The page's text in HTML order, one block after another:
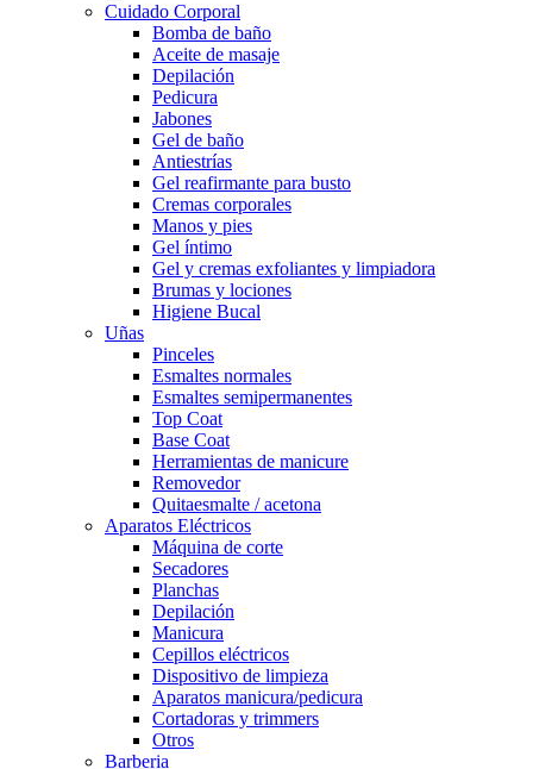
Cuidado Corporal
Bomba de baño
Aceite de masaje
Depilación
Pedicura
Jabones
Gel de baño
Antiestrías
Gel reafirmante para busto
Cremas corporales
Manos y pies
Gel íntimo
Gel y cremas exfoliantes y limpiadora
Brumas y lociones
Higiene Bucal
Uñas
Pinceles
Esmaltes normales
Esmaltes semipermanentes
Top Coat
Base Coat
Herramientas de manicure
Removedor
Quitaesmalte / acetona
Aparatos Eléctricos
Máquina de corte
Secadores
Planchas
Depilación
Manicura
Cepillos eléctricos
Dispositivo de limpieza
Aparatos manicura/pedicura
Cortadoras y trimmers
Otros
Barberia